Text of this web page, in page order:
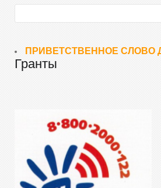
ПРИВЕТСТВЕННОЕ СЛОВО
Гранты